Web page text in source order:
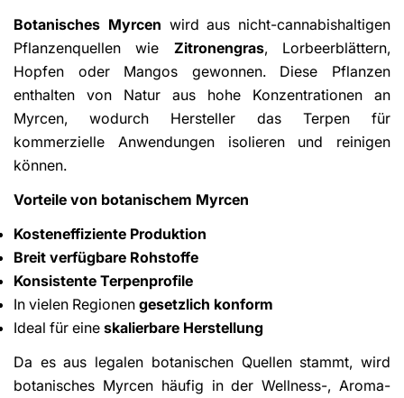
Botanisches Myrcen wird aus nicht-cannabishaltigen
Pflanzenquellen wie Zitronengras, Lorbeerblättern,
Hopfen oder Mangos gewonnen. Diese Pflanzen
enthalten von Natur aus hohe Konzentrationen an
Myrcen, wodurch Hersteller das Terpen für
kommerzielle Anwendungen isolieren und reinigen
können.
Vorteile von botanischem Myrcen
Kosteneffiziente Produktion
Breit verfügbare Rohstoffe
Konsistente Terpenprofile
In vielen Regionen gesetzlich konform
Ideal für eine skalierbare Herstellung
Da es aus legalen botanischen Quellen stammt, wird
botanisches Myrcen häufig in der Wellness-, Aroma-